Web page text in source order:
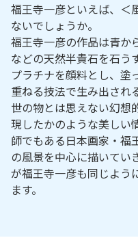
福王寺一彦といえば、＜
ないでしょうか。
福王寺一彦の作品は青か
などの天然半貴石を石う
プラチナを顔料とし、塗
重ねる技法で生み出され
世の物とは思えない幻想
現したかのような美しい
師でもある日本画家・福
の風景を中心に描いてい
が福王寺一彦も同じよう
ます。